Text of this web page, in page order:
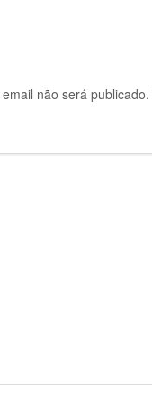
não será publicado.